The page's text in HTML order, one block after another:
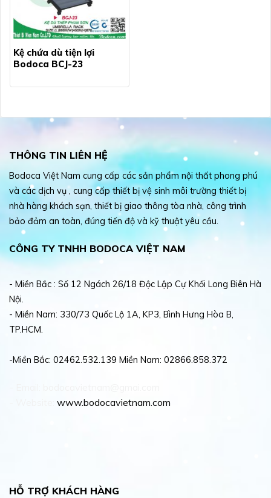
Kệ chứa dù tiện lợi
Bodoca BCJ-23
THÔNG TIN LIÊN HỆ
Bodoca Việt Nam cung cấp các sản phẩm nội thất phong phú
và các dịch vụ , cung cấp thiết bị vệ sinh môi trường thiết bị
nhà hàng khách sạn, thiết bị giao thông tòa nhà, công trình
bảo đảm an toàn, đúng tiến độ và kỹ thuật yêu cầu.
CÔNG TY TNHH BODOCA VIỆT NAM
- Miền Bắc : Số 12 Ngách 26/18 Độc Lập Cự Khối Long Biên Hà
Nội.
- Miền Nam: 330/73 Quốc Lộ 1A, KP3, Bình Hưng Hòa B,
TP.HCM.
-Miền Bắc: 02462.532.139 Miền Nam: 02866.858.372
www.bodocavietnam.com
HỖ TRỢ KHÁCH HÀNG